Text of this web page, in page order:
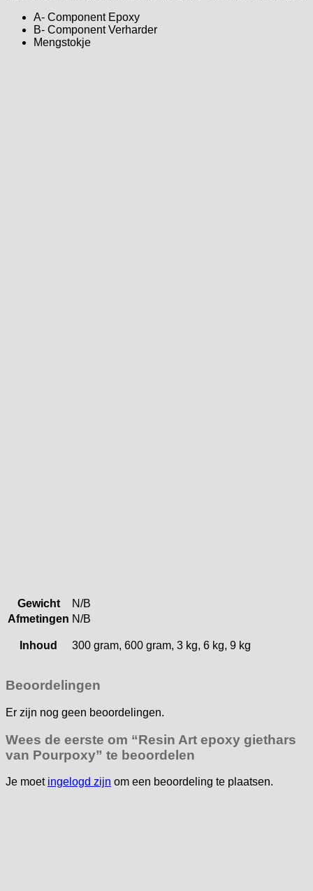
A- Component Epoxy
B- Component Verharder
Mengstokje
Gewicht
N/B
Afmetingen N/B
Inhoud 300 gram, 600 gram, 3 kg, 6 kg, 9 kg
Beoordelingen
Er zijn nog geen beoordelingen.
Wees de eerste om “Resin Art epoxy giethars
van Pourpoxy” te beoordelen
Je moet ingelogd zijn om een beoordeling te plaatsen.